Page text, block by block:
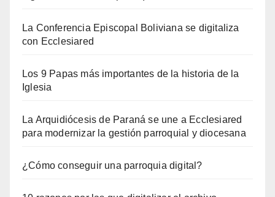
La Conferencia Episcopal Boliviana se digitaliza
con Ecclesiared
Los 9 Papas más importantes de la historia de la
Iglesia
La Arquidiócesis de Paraná se une a Ecclesiared
para modernizar la gestión parroquial y diocesana
¿Cómo conseguir una parroquia digital?